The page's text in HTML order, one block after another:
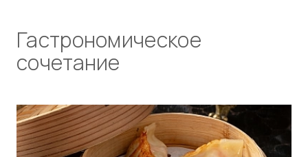
Гастрономическое
сочетание